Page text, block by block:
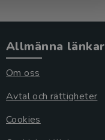
Allmänna länkar
Om oss
Avtal och rättigheter
Cookies